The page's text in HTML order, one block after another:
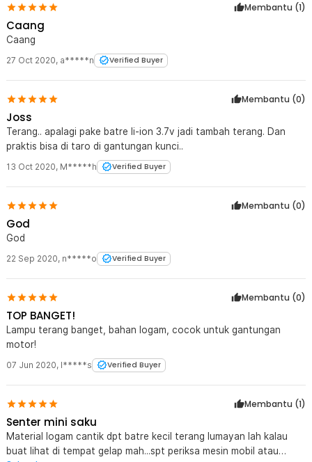
Membantu (1)
Caang
Caang
27 Oct 2020, a*****n Verified Buyer
Membantu (0)
Joss
Terang.. apalagi pake batre li-ion 3.7v jadi tambah terang. Dan
praktis bisa di taro di gantungan kunci..
13 Oct 2020, M*****h Verified Buyer
Membantu (0)
God
God
22 Sep 2020, n*****o Verified Buyer
Membantu (0)
TOP BANGET!
Lampu terang banget, bahan logam, cocok untuk gantungan
motor!
07 Jun 2020, I*****s Verified Buyer
Membantu (1)
Senter mini saku
Material logam cantik dpt batre kecil terang lumayan lah kalau
buat lihat di tempat gelap mah...spt periksa mesin mobil atau